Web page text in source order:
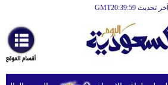
آخر تحديث GMT20:39:59
أخبارعاجلة
رياضة